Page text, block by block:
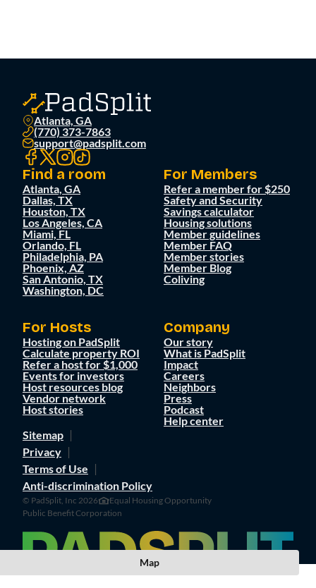
Atlanta, GA
(770) 373-7863
support@padsplit.com
Find a room
Atlanta, GA
Dallas, TX
Houston, TX
Los Angeles, CA
Miami, FL
Orlando, FL
Philadelphia, PA
Phoenix, AZ
San Antonio, TX
Washington, DC
For Members
Refer a member for $250
Safety and Security
Savings calculator
Housing solutions
Member guidelines
Member FAQ
Member stories
Member Blog
Coliving
For Hosts
Hosting on PadSplit
Calculate property ROI
Refer a host for $1,000
Events for investors
Host resources blog
Vendor network
Host stories
Company
Our story
What is PadSplit
Impact
Careers
Neighbors
Press
Podcast
Help center
Sitemap
Privacy
Terms of Use
Anti-discrimination Policy
© PadSplit, Inc 2026
Equal Housing Opportunity
Public Benefit Corporation
Map